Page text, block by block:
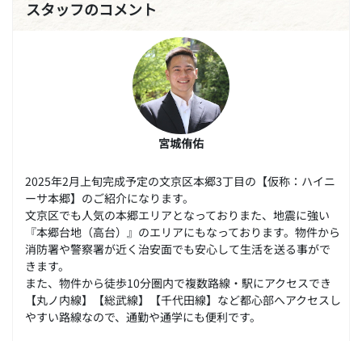
スタッフのコメント
宮城侑佑
2025年2月上旬完成予定の文京区本郷3丁目の【仮称：ハイニ
ーサ本郷】のご紹介になります。
文京区でも人気の本郷エリアとなっておりまた、地震に強い
『本郷台地（高台）』のエリアにもなっております。物件から
消防署や警察署が近く治安面でも安心して生活を送る事がで
きます。
また、物件から徒歩10分圏内で複数路線・駅にアクセスでき
【丸ノ内線】【総武線】【千代田線】など都心部へアクセスし
やすい路線なので、通勤や通学にも便利です。